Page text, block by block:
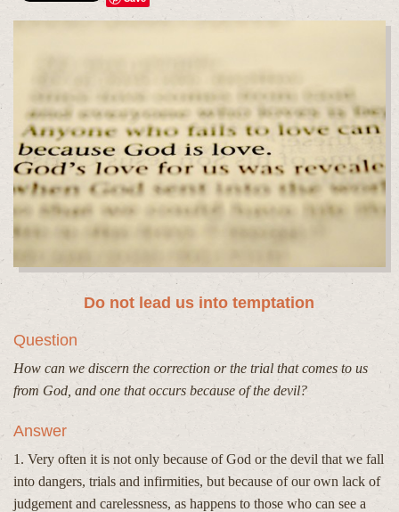
Do not lead us into temptation
Question
How can we discern the correction or the trial that comes to us
from God, and one that occurs because of the devil?
Answer
1. Very often it is not only because of God or the devil that we fall
into dangers, trials and infirmities, but because of our own lack of
judgement and carelessness, as happens to those who can see a